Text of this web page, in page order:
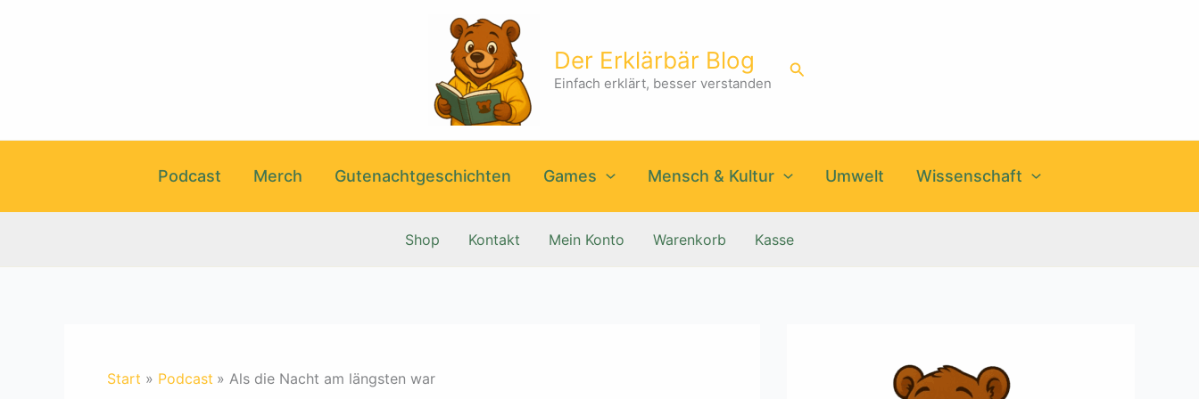
Der Erklärbär Blog
Einfach erklärt, besser verstanden
Suchen
Podcast Merch Gutenachtgeschichten Games Mensch & Kultur Umwelt Wissenschaft
Shop Kontakt Mein Konto Warenkorb Kasse
Start Podcast Als die Nacht am längsten war